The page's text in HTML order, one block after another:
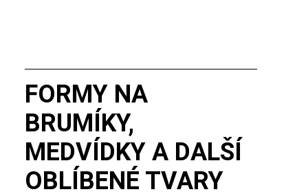
FORMY NA
BRUMÍKY,
MEDVÍDKY A DALŠÍ
OBLÍBENÉ TVARY